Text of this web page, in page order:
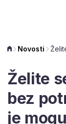
Novosti
Želite
bez
je